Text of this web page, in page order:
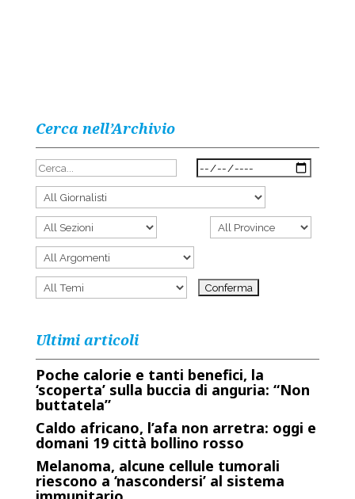
Cerca nell’Archivio
Ultimi articoli
Poche calorie e tanti benefici, la
‘scoperta’ sulla buccia di anguria: “Non
buttatela”
Caldo africano, l’afa non arretra: oggi e
domani 19 città bollino rosso
Melanoma, alcune cellule tumorali
riescono a ‘nascondersi’ al sistema